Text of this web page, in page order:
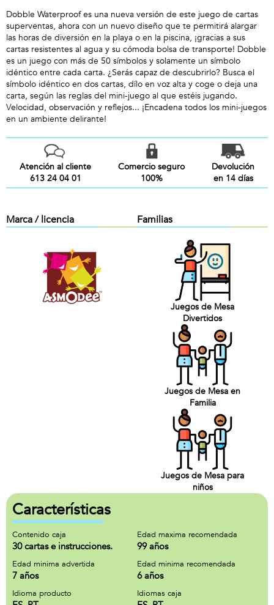
Dobble Waterproof es una nueva versión de este juego de cartas
superventas, ahora con un nuevo diseño que te permitirá alargar
las horas de diversión en la playa o en la piscina, ¡gracias a sus
cartas resistentes al agua y su cómoda bolsa de transporte! Dobble
es un juego con más de 50 símbolos y solamente un símbolo
idéntico entre cada carta. ¿Serás capaz de descubrirlo? Busca el
símbolo idéntico en dos cartas, dílo en voz alta y coge o deja una
carta, según las reglas del mini-juego al que estéis jugando.
Velocidad, observación y reflejos... ¡Encadena todos los mini-juegos
en un ambiente delirante!
Atención al cliente
613 24 04 01
Comercio seguro
100%
Devolución
en 14 días
Marca / licencia Familias
Juegos de Mesa
Divertidos
Juegos de Mesa en
Familia
Juegos de Mesa para
niños
Características
Contenido caja
30 cartas e instrucciones.
Edad maxima recomendada
99 años
Edad minima advertida
7 años
Edad minima recomendada
6 años
Idioma producto Idiomas caja